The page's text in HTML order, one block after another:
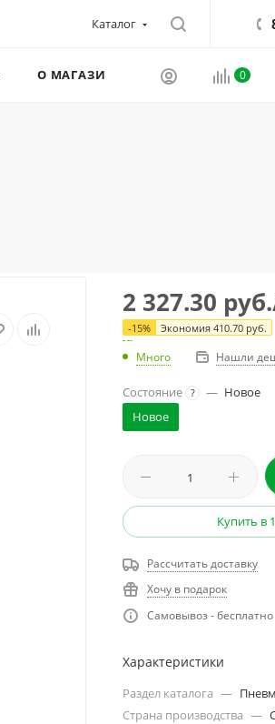
Каталог
0
О МАГАЗИНЕ
2 327.30 руб.
-15% Экономия 410.70 руб.
Много Нашли
Состояние ? — Новое
Новое
Купить в
Рассчитать доставку
Хочу в подарок
Самовывоз - бесплатно
Характеристики
Раздел каталога —
Страна производства —